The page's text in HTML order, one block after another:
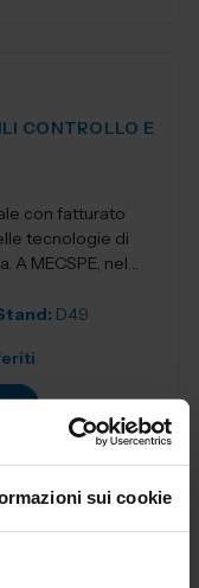
sui cookie
CONTROLLO E
con fatturato
tecnologie di
A MECSPE, nel
D49